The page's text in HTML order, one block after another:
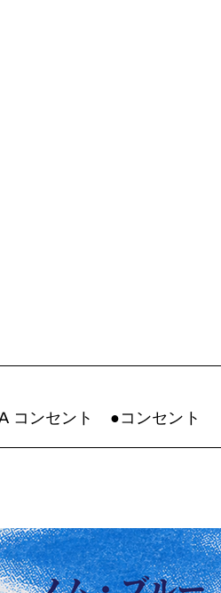
コンセント ●コンセント